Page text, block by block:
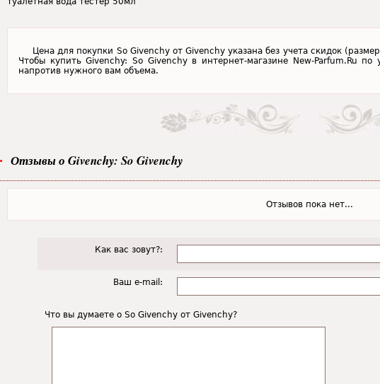
Цена для покупки So Givenchy от Givenchy указана без учета скидок
Чтобы купить Givenchy: So Givenchy в интернет-магазине New-Parfum.Ru
напротив нужного вам объема.
Отзывы о Givenchy: So Givenchy
Отзывов пока нет...
Как вас зовут?:
Ваш e-mail:
Что вы думаете о So Givenchy от Givenchy?